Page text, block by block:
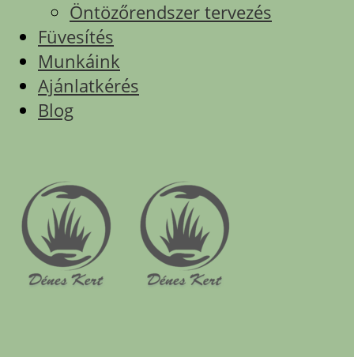
Öntözőrendszer tervezés
Füvesítés
Munkáink
Ajánlatkérés
Blog